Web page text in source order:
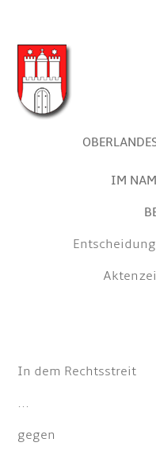
IM
In dem Rechtsstreit
...
gegen